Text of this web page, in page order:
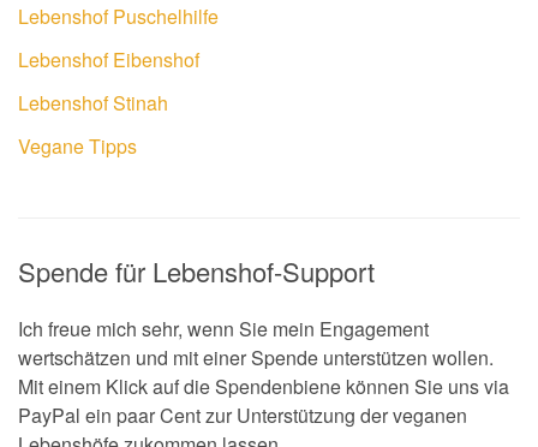
Lebenshof Puschelhilfe
Lebenshof Eibenshof
Lebenshof Stinah
Vegane Tipps
Spende für Lebenshof-Support
Ich freue mich sehr, wenn Sie mein Engagement
wertschätzen und mit einer Spende unterstützen wollen.
Mit einem Klick auf die Spendenbiene können Sie uns via
PayPal ein paar Cent zur Unterstützung der veganen